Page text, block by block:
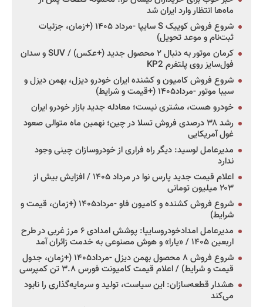
ماه‌ها انتظار وارد ایران شد
شروع فروش کوییک S سایپا -مرداد ۱۴۰۵ (+زمان، جزئیات
ثبت‌نام و موعد تحویل)
کرمان موتور به دنبال ۲ محصول جدید (+عکس) / SUV و سدان
فول‌سایز روی پلتفرم KP2
شروع فروش کامیون و کشنده ایران خودرو دیزل، بهمن دیزل و
سیبا موتور -مرداد۱۴۰۵ (+قیمت و شرایط)
خودرو هست، مشتری نیست؛ معادله جدید بازار خودرو ایران
رشد ۳۸ درصدی فروش تسلا در چین؛ نهمین ماه متوالی صعود
غول آمریکایی
مدیرعامل لوسید: دیگر راه فراری از خودروسازان چینی وجود
ندارد
اعلام قیمت جدید پارس نوا در مرداد ۱۴۰۵ / افزایش بیش از
۲۰۳ میلیون تومانی
شروع فروش کشنده و کامیون فاو -مرداد۱۴۰۵ (+زمان، قیمت و
شرایط)
مدیرعامل امدادخودروسایپا: پوشش امدادی ۶ مرز غربی در طرح
اربعین ۱۴۰۵ / «یارا» و هوش مصنوعی به خدمت زائران آمد
شروع فروش ۸ محصول بهمن دیزل -مرداد۱۴۰۵ (+زمان، جدول
قیمت و شرایط) / اعلام قیمت کامیونت فورس ۳.۸ تن کمپرسی
هشدار قطعه‌سازان: این سیاست، تولید و سرمایه‌گذاری را نابود
می‌کند